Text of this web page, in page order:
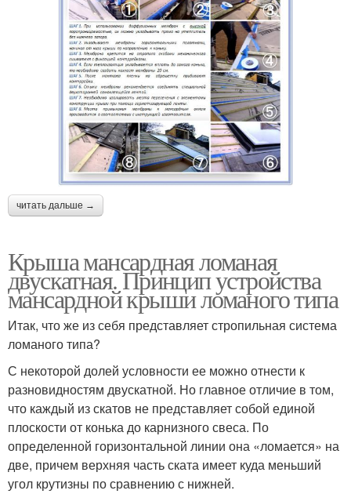
читать дальше →
Крыша мансардная ломаная
двускатная. Принцип устройства
мансардной крыши ломаного типа
Итак, что же из себя представляет стропильная система
ломаного типа?
С некоторой долей условности ее можно отнести к
разновидностям двускатной. Но главное отличие в том,
что каждый из скатов не представляет собой единой
плоскости от конька до карнизного свеса. По
определенной горизонтальной линии она «ломается» на
две, причем верхняя часть ската имеет куда меньший
угол крутизны по сравнению с нижней.